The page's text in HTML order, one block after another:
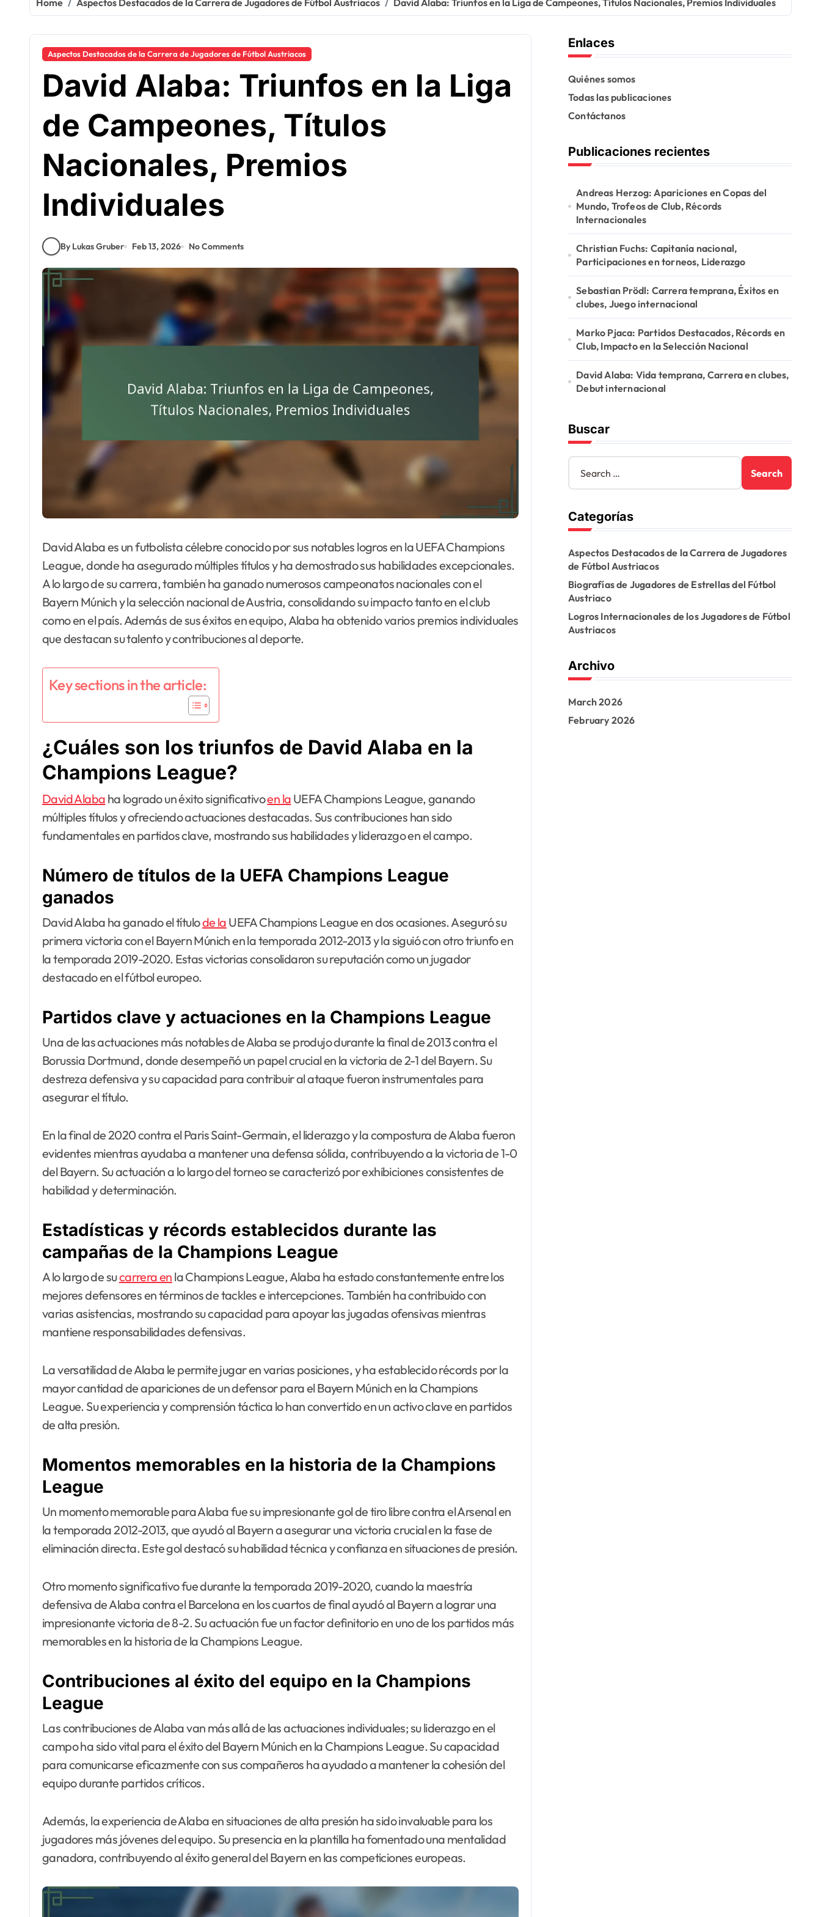
Home Aspectos Destacados de la Carrera de Jugadores de Fútbol Austriacos David Alaba: Triunfos en la Liga de Campeones, Títulos Nacionales, Premios Individuales
Aspectos Destacados de la Carrera de Jugadores de Fútbol Austriacos
David Alaba: Triunfos en la Liga
de Campeones, Títulos
Nacionales, Premios
Individuales
By Lukas Gruber Feb 13, 2026 No Comments
David Alaba es un futbolista célebre conocido por sus notables logros en la UEFA Champions
League, donde ha asegurado múltiples títulos y ha demostrado sus habilidades excepcionales.
A lo largo de su carrera, también ha ganado numerosos campeonatos nacionales con el
Bayern Múnich y la selección nacional de Austria, consolidando su impacto tanto en el club
como en el país. Además de sus éxitos en equipo, Alaba ha obtenido varios premios individuales
que destacan su talento y contribuciones al deporte.
Key sections in the article:
¿Cuáles son los triunfos de David Alaba en la
Champions League?
David Alaba ha logrado un éxito significativoen la UEFA Champions League, ganando
múltiples títulos y ofreciendo actuaciones destacadas. Sus contribuciones han sido
fundamentales en partidos clave, mostrando sus habilidades y liderazgo en el campo.
Número de títulos de la UEFA Champions League
ganados
David Alaba ha ganado el títulode la UEFA Champions League en dos ocasiones. Aseguró su
primera victoria con el Bayern Múnich en la temporada 2012-2013 y la siguió con otro triunfo en
la temporada 2019-2020. Estas victorias consolidaron su reputación como un jugador
destacado en el fútbol europeo.
Partidos clave y actuaciones en la Champions League
Una de las actuaciones más notables de Alaba se produjo durante la final de 2013 contra el
Borussia Dortmund, donde desempeñó un papel crucial en la victoria de 2-1 del Bayern. Su
destreza defensiva y su capacidad para contribuir al ataque fueron instrumentales para
asegurar el título.
En la final de 2020 contra el Paris Saint-Germain, el liderazgo y la compostura de Alaba fueron
evidentes mientras ayudaba a mantener una defensa sólida, contribuyendo a la victoria de 1-0
del Bayern. Su actuación a lo largo del torneo se caracterizó por exhibiciones consistentes de
habilidad y determinación.
Estadísticas y récords establecidos durante las
campañas de la Champions League
A lo largo de sucarrera en la Champions League, Alaba ha estado constantemente entre los
mejores defensores en términos de tackles e intercepciones. También ha contribuido con
varias asistencias, mostrando su capacidad para apoyar las jugadas ofensivas mientras
mantiene responsabilidades defensivas.
La versatilidad de Alaba le permite jugar en varias posiciones, y ha establecido récords por la
mayor cantidad de apariciones de un defensor para el Bayern Múnich en la Champions
League. Su experiencia y comprensión táctica lo han convertido en un activo clave en partidos
de alta presión.
Momentos memorables en la historia de la Champions
League
Un momento memorable para Alaba fue su impresionante gol de tiro libre contra el Arsenal en
la temporada 2012-2013, que ayudó al Bayern a asegurar una victoria crucial en la fase de
eliminación directa. Este gol destacó su habilidad técnica y confianza en situaciones de presión.
Otro momento significativo fue durante la temporada 2019-2020, cuando la maestría
defensiva de Alaba contra el Barcelona en los cuartos de final ayudó al Bayern a lograr una
impresionante victoria de 8-2. Su actuación fue un factor definitorio en uno de los partidos más
memorables en la historia de la Champions League.
Contribuciones al éxito del equipo en la Champions
League
Las contribuciones de Alaba van más allá de las actuaciones individuales; su liderazgo en el
campo ha sido vital para el éxito del Bayern Múnich en la Champions League. Su capacidad
para comunicarse eficazmente con sus compañeros ha ayudado a mantener la cohesión del
equipo durante partidos críticos.
Además, la experiencia de Alaba en situaciones de alta presión ha sido invaluable para los
jugadores más jóvenes del equipo. Su presencia en la plantilla ha fomentado una mentalidad
ganadora, contribuyendo al éxito general del Bayern en las competiciones europeas.
Enlaces
Quiénes somos
Todas las publicaciones
Contáctanos
Publicaciones recientes
Andreas Herzog: Apariciones en Copas del
Mundo, Trofeos de Club, Récords
Internacionales
Christian Fuchs: Capitanía nacional,
Participaciones en torneos, Liderazgo
Sebastian Prödl: Carrera temprana, Éxitos en
clubes, Juego internacional
Marko Pjaca: Partidos Destacados, Récords en
Club, Impacto en la Selección Nacional
David Alaba: Vida temprana, Carrera en clubes,
Debut internacional
Buscar
S
a
c
h
o
r
:
Categorías
Aspectos Destacados de la Carrera de Jugadores
de Fútbol Austriacos
Biografías de Jugadores de Estrellas del Fútbol
Austriaco
Logros Internacionales de los Jugadores de Fútbol
Austriacos
Archivo
March 2026
February 2026